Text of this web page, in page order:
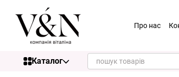
Перейти до основного контенту
Про нас
Каталог